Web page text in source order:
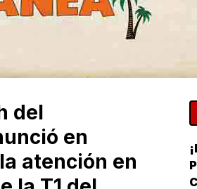
del
en
atención en